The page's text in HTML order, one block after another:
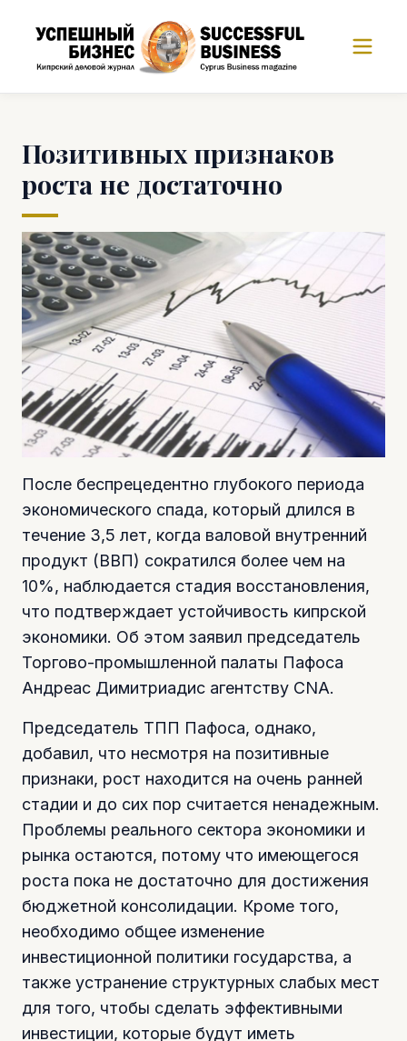
Позитивных признаков
роста не достаточно
После беспрецедентно глубокого периода
экономического спада, который длился в
течение 3,5 лет, когда валовой внутренний
продукт (ВВП) сократился более чем на
10%, наблюдается стадия восстановления,
что подтверждает устойчивость кипрской
экономики. Об этом заявил председатель
Торгово-промышленной палаты Пафоса
Андреас Димитриадис агентству CNA.
Председатель ТПП Пафоса, однако,
добавил, что несмотря на позитивные
признаки, рост находится на очень ранней
стадии и до сих пор считается ненадежным.
Проблемы реального сектора экономики и
рынка остаются, потому что имеющегося
роста пока не достаточно для достижения
бюджетной консолидации. Кроме того,
необходимо общее изменение
инвестиционной политики государства, а
также устранение структурных слабых мест
для того, чтобы сделать эффективными
инвестиции, которые будут иметь